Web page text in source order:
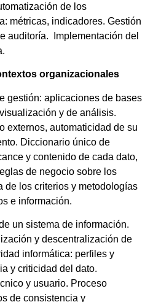
de los
métricas, indicadores. Gestión
Implementación del
organizacionales
gestión: aplicaciones de bases
y de análisis.
externos, automaticidad de su
Diccionario único de
y contenido de cada dato,
de negocio sobre los
de los criterios y metodologías
e información.
un sistema de información.
y descentralización de
informática: perfiles y
y criticidad del dato.
y usuario. Proceso
de consistencia y